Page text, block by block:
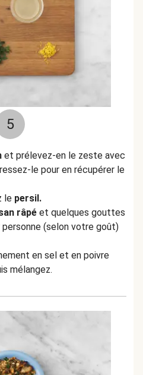
5
et prélevez-en le zeste avec
le pour en récupérer le
le persil.
râpé et quelques gouttes
personne (selon votre goût)
en sel et en poivre
mélangez.